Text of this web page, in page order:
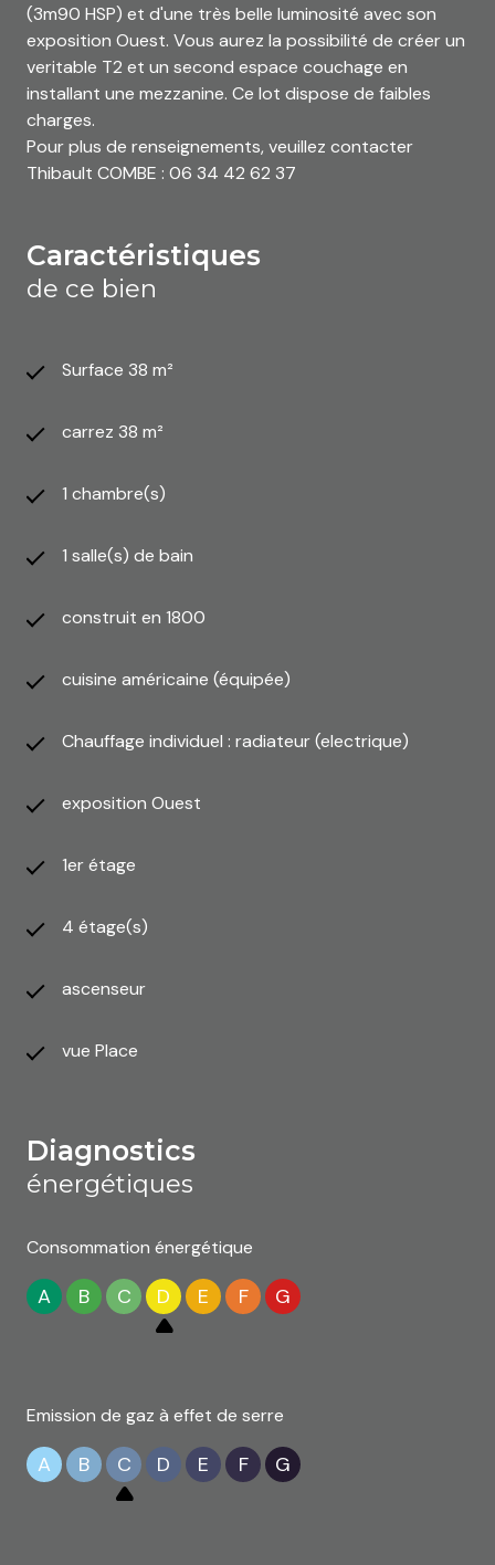
(3m90 HSP) et d'une très belle luminosité avec son
exposition Ouest. Vous aurez la possibilité de créer un
veritable T2 et un second espace couchage en
installant une mezzanine. Ce lot dispose de faibles
charges.
Pour plus de renseignements, veuillez contacter
Thibault COMBE : 06 34 42 62 37
caractéristiques
de ce bien
Surface 38 m²
carrez 38 m²
1 chambre(s)
1 salle(s) de bain
construit en 1800
cuisine américaine (équipée)
Chauffage individuel : radiateur (electrique)
exposition Ouest
1er étage
4 étage(s)
ascenseur
vue Place
diagnostics
énergétiques
Consommation énergétique
A B C D E F G
Emission de gaz à effet de serre
A B C D E F G